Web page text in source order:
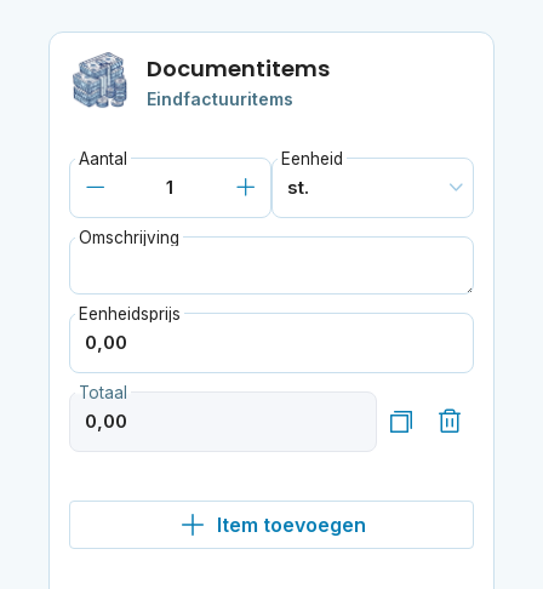
Documentitems
Eindfactuuritems
Aantal Eenheid
Omschrijving
Eenheidsprijs
Totaal
Item toevoegen